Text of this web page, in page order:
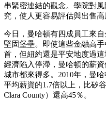
串緊密連結的觀念。學院對
究，使人更容易評估與出售高
今日，曼哈頓有四成員工來
堅固堡壘。即使這些金融高
首，但紐約還是平安地度過
經濟陷入停滯，曼哈頓的薪
城市都來得多。2010年，曼
平均薪資的1.7倍以上，比矽
Clara County）還高45％。